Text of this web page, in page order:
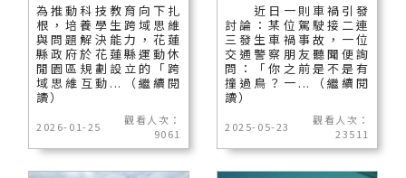
為推動科技教育向下扎
根，培養學生跨域思維
與問題解決能力，花蓮
縣政府於花蓮縣運動休
閒園區規劃設立的「跨
域思維互動...（繼續閱
讀）
2026-01-25
觀看人次：
9061
近日一則車禍引發
討論：某位駕駛接二連
三發生車禍事故，一位
交通警察朋友聽聞便詢
問：「你之前是不是有
撞過鳥？一...（繼續閱
讀）
2025-05-23
觀看人次：
23511